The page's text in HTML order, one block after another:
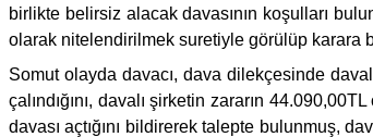
birlikte belirsiz alacak davasının koşulları
olarak nitelendirilmek suretiyle görülüp karara
Somut olayda davacı, dava dilekçesinde
çalındığını, davalı şirketin zararın
davası açtığını bildirerek talepte bulunmuş,